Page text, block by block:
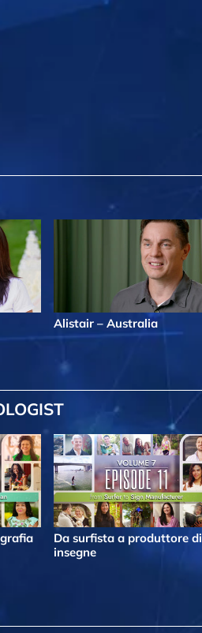
Alistair – Australia
Da surfista a produttore di
insegne